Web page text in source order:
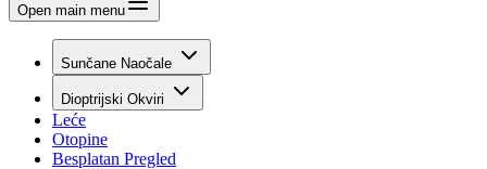
Open main menu
Sunčane Naočale
Dioptrijski Okviri
Leće
Otopine
Besplatan Pregled